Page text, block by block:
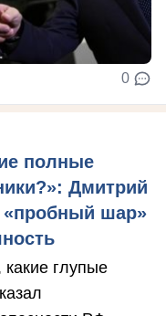
0
полные
Дмитрий
«пробный шар»
какие глупые